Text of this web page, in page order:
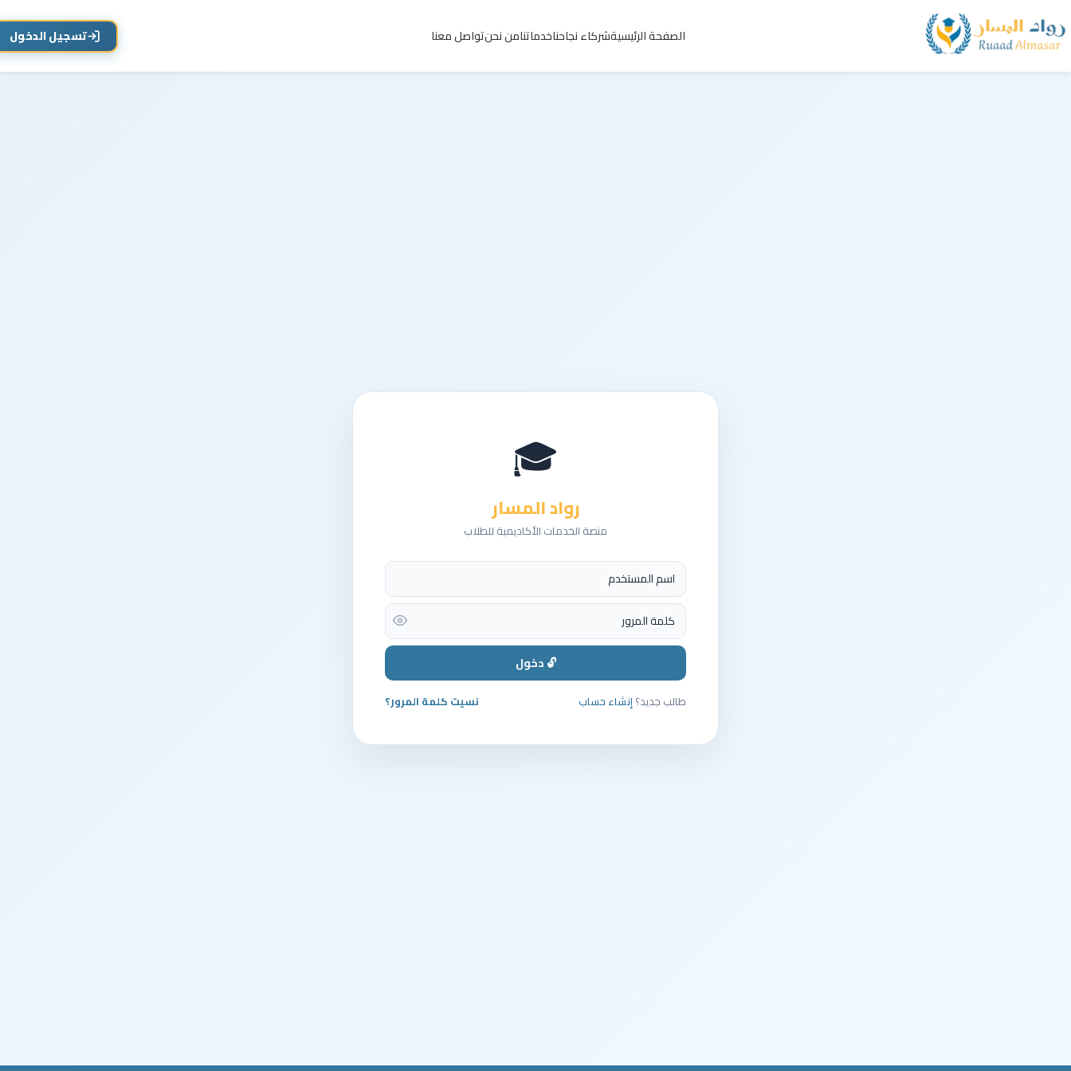
الصفحة الرئيسيةشركاء نجاحناخدماتنامن نحنتواصل معنا تسجيل الدخول
🎓
رواد المسار
منصة الخدمات الأكاديمية للطلاب
🔓 دخول
طالب جديد؟إنشاء حساب نسيت كلمة المرور؟